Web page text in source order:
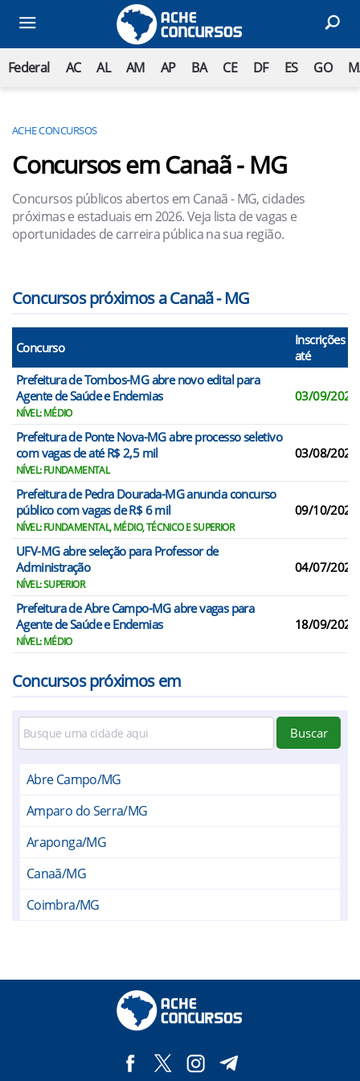
Federal AC AL AM AP BA CE DF ES GO
ACHE CONCURSOS
Concursos em Canaã - MG
Concursos públicos abertos em Canaã - MG, cidades
próximas e estaduais em 2026. Veja lista de vagas e
oportunidades de carreira pública na sua região.
Concursos próximos a Canaã - MG
Concurso
Inscrições
até
Prefeitura de Tombos-MG abre novo edital para
Agente de Saúde e Endemias
NÍVEL: MÉDIO
03/09/2026
Prefeitura de Ponte Nova-MG abre processo seletivo
com vagas de até R$ 2,5 mil
NÍVEL: FUNDAMENTAL
03/08/2026
Prefeitura de Pedra Dourada-MG anuncia concurso
público com vagas de R$ 6 mil
NÍVEL: FUNDAMENTAL, MÉDIO, TÉCNICO E SUPERIOR
09/10/2026
UFV-MG abre seleção para Professor de
Administração
NÍVEL: SUPERIOR
04/07/2026
Prefeitura de Abre Campo-MG abre vagas para
Agente de Saúde e Endemias
NÍVEL: MÉDIO
18/09/2026
Concursos próximos em
Buscar
Abre Campo/MG
Amparo do Serra/MG
Araponga/MG
Canaã/MG
Coimbra/MG